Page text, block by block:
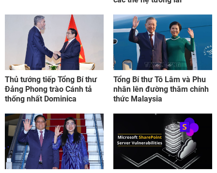
Thủ tướng tiếp Tổng Bí thư
Đảng Phong trào Cánh tả
thống nhất Dominica
Tổng Bí thư Tô Lâm và Phu
nhân lên đường thăm chính
thức Malaysia